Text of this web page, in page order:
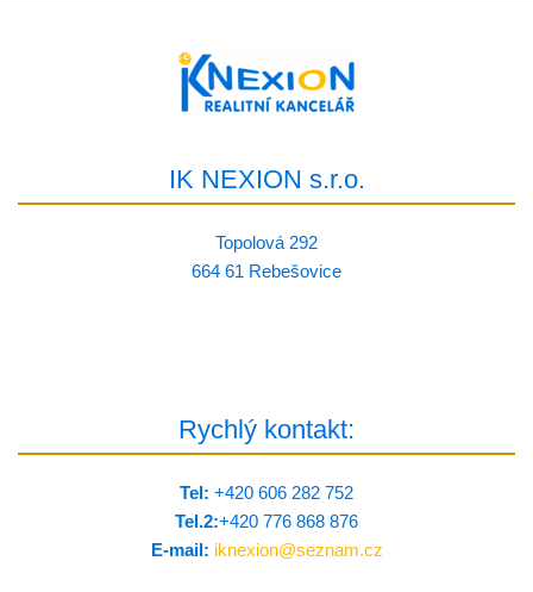
IK NEXION s.r.o.
Topolová 292
664 61 Rebešovice
Rychlý kontakt:
Tel: +420 606 282 752
Tel.2:+420 776 8­68 876
E-mail: iknexion@seznam.cz